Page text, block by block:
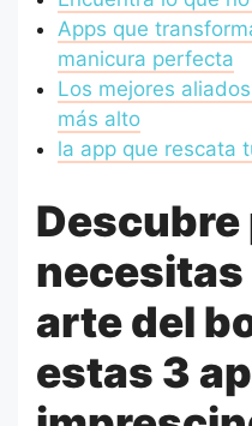
Apps que
manicura perfecta
Los mejores
más alto
la app que rescata
Descubre
necesitas
arte del
estas 3